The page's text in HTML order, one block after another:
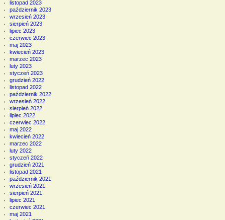
listopad 2023
październik 2023
wrzesień 2023
sierpień 2023
lipiec 2023
czerwiec 2023
maj 2023
kwiecień 2023
marzec 2023
luty 2023
styczeń 2023
grudzień 2022
listopad 2022
październik 2022
wrzesień 2022
sierpień 2022
lipiec 2022
czerwiec 2022
maj 2022
kwiecień 2022
marzec 2022
luty 2022
styczeń 2022
grudzień 2021
listopad 2021
październik 2021
wrzesień 2021
sierpień 2021
lipiec 2021
czerwiec 2021
maj 2021